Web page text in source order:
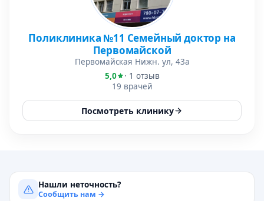
Поликлиника №11 Семейный доктор на
Первомайской
Первомайская Нижн. ул, 43а
5,0
· 1 отзыв
19 врачей
Посмотреть клинику
Нашли неточность?
Сообщить нам →